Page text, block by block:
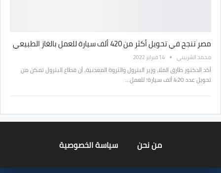
مصر تنجح في تحويل أكثر من 420 ألف سيارة للعمل بالغاز الطبيعي
محمد الشربيني 14 فبراير 2022
أكد الدكتور طارق الملا، وزير البترول والثروة المعدنية، أن قطاع البترول تمكن من
تحويل عدد 420 ألف سيارة؛ للعمل…
من نحن سياسة الخصوصية